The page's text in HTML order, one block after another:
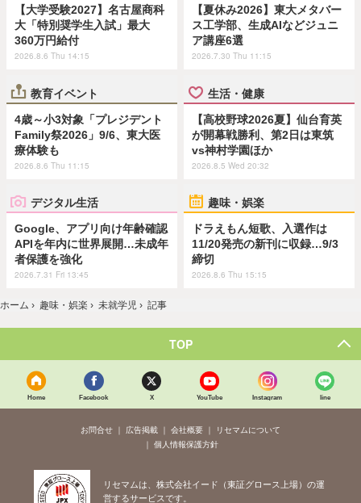
【大学受験2027】名古屋商科
大「特別奨学生入試」最大
360万円給付
2026.8.6 Thu 14:15
【夏休み2026】東大メタバー
ス工学部、生成AIなどジュニ
ア講座6選
2026.7.30 Thu 11:15
教育イベント
4歳～小3対象「プレジデント
Family祭2026」9/6、東大医
療体験も
2026.8.6 Thu 11:15
生活・健康
【高校野球2026夏】仙台育英
が開幕戦勝利、第2日は東筑
vs神村学園ほか
2026.8.5 Wed 20:32
デジタル生活
Google、アプリ向け年齢確認
APIを年内に世界展開…未成年
者保護を強化
2026.7.31 Fri 13:45
趣味・娯楽
ドラえもん短歌、入選作は
11/20発売の新刊に収録…9/3
締切
2026.8.6 Thu 15:15
ホーム › 趣味・娯楽 › 未就学児 › 記事
TOP
Home Facebook X YouTube Instagram line
お問合せ 広告掲載 会社概要
リセマムについて
個人情報保護方針
リセマムは、株式会社イード（東証グロース上場）の運
営するサービスです。